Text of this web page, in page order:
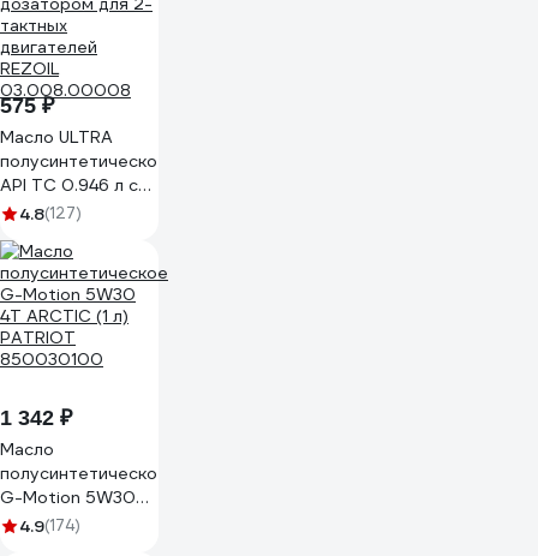
575 ₽
Масло ULTRA
полусинтетическое
API TC 0.946 л с
дозатором для 2-
двигателей
REZOIL
03.008.00008
4.8(127)
1 342 ₽
Масло
полусинтетическое
G-Motion 5W30
4Т ARCTIC (1 л)
4.9(174)